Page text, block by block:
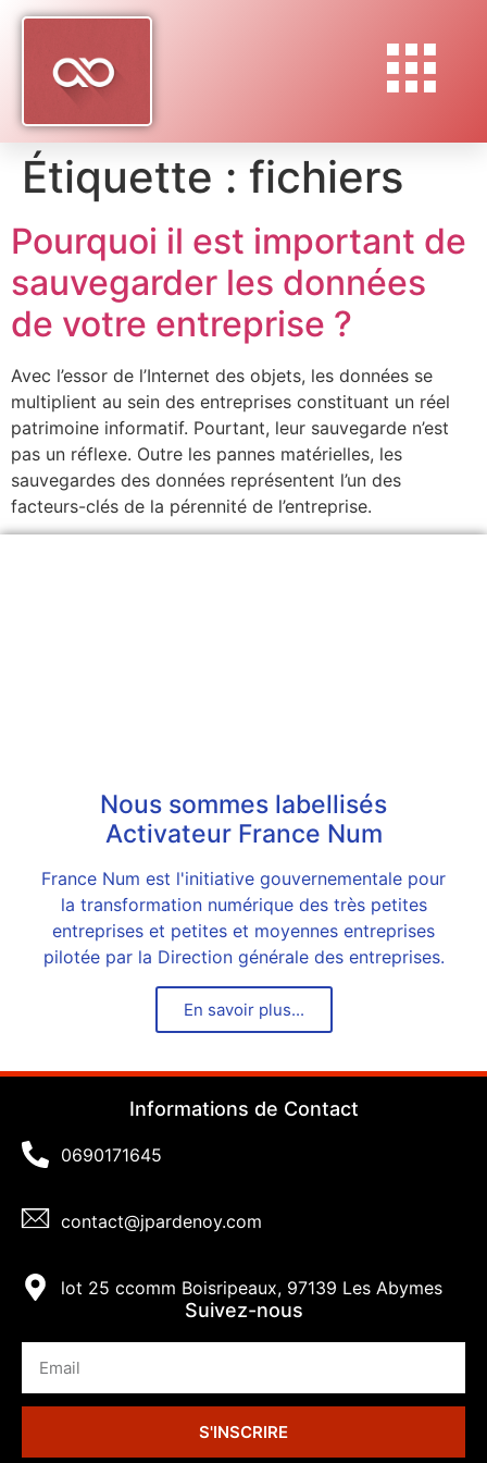
Étiquette : fichiers
Pourquoi il est important de
sauvegarder les données
de votre entreprise ?
Avec l’essor de l’Internet des objets, les données se
multiplient au sein des entreprises constituant un réel
patrimoine informatif. Pourtant, leur sauvegarde n’est
pas un réflexe. Outre les pannes matérielles, les
sauvegardes des données représentent l’un des
facteurs-clés de la pérennité de l’entreprise.
Nous sommes labellisés
Activateur France Num
France Num est l'initiative gouvernementale pour
la transformation numérique des très petites
entreprises et petites et moyennes entreprises
pilotée par la Direction générale des entreprises.
En savoir plus...
Informations de Contact
0690171645
contact@jpardenoy.com
lot 25 ccomm Boisripeaux, 97139 Les Abymes
Suivez-nous
S'INSCRIRE